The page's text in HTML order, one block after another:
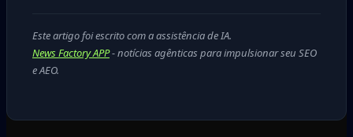
Este artigo foi escrito com a assistência de IA.
News Factory APP- notícias agênticas para impulsionar seu SEO
e AEO.